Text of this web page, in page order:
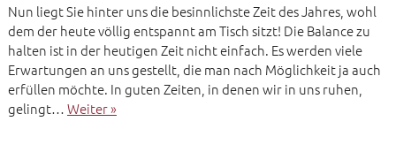
Nun liegt Sie hinter uns die besinnlichste Zeit des Jahres, wohl
dem der heute völlig entspannt am Tisch sitzt! Die Balance zu
halten ist in der heutigen Zeit nicht einfach. Es werden viele
Erwartungen an uns gestellt, die man nach Möglichkeit ja auch
erfüllen möchte. In guten Zeiten, in denen wir in uns ruhen,
gelingt…Weiter »